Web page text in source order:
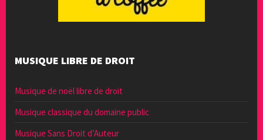
MUSIQUE LIBRE DE DROIT
Musique de noël libre de droit
Musique classique du domaine public
Musique Sans Droit d’Auteur